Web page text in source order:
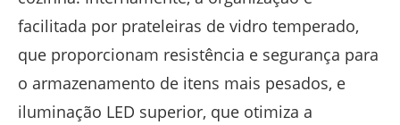
facilitada por prateleiras de vidro temperado,
que proporcionam resistência e segurança para
o armazenamento de itens mais pesados, e
iluminação LED superior, que otimiza a